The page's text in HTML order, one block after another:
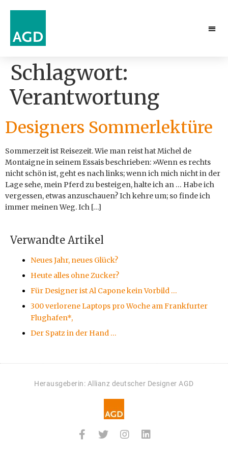
Schlagwort:
Verantwortung
Designers Sommerlektüre
Sommerzeit ist Reisezeit. Wie man reist hat Michel de
Montaigne in seinem Essais beschrieben: »Wenn es rechts
nicht schön ist, geht es nach links; wenn ich mich nicht in der
Lage sehe, mein Pferd zu besteigen, halte ich an … Habe ich
vergessen, etwas anzuschauen? Ich kehre um; so finde ich
immer meinen Weg. Ich […]
Verwandte Artikel
Neues Jahr, neues Glück?
Heute alles ohne Zucker?
Für Designer ist Al Capone kein Vorbild …
300 verlorene Laptops pro Woche am Frankfurter
Flughafen*,
Der Spatz in der Hand …
Herausgeberin: Allianz deutscher Designer AGD